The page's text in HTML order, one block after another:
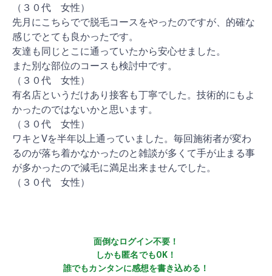
（３０代 女性）
先月にこちらでで脱毛コースをやったのですが、的確な
感じでとても良かったです。
友達も同じとこに通っていたから安心せました。
また別な部位のコースも検討中です。
（３０代 女性）
有名店というだけあり接客も丁寧でした。技術的にもよ
かったのではないかと思います。
（３０代 女性）
ワキとVを半年以上通っていました。毎回施術者が変わ
るのが落ち着かなかったのと雑談が多くて手が止まる事
が多かったので減毛に満足出来ませんでした。
（３０代 女性）
面倒なログイン不要！
しかも匿名でもOK！
誰でもカンタンに感想を書き込める！